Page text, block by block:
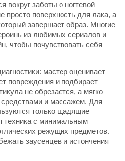
вокруг заботы о ногтевой
просто поверхность для лака, а
завершает образ. Многие
из любимых сериалов и
чтобы почувствовать себя
мастер оценивает
повреждения и подбирает
не обрезается, а мягко
и массажем. Для
только щадящие
техника с минимальным
режущих предметов.
заусенцев и истончения